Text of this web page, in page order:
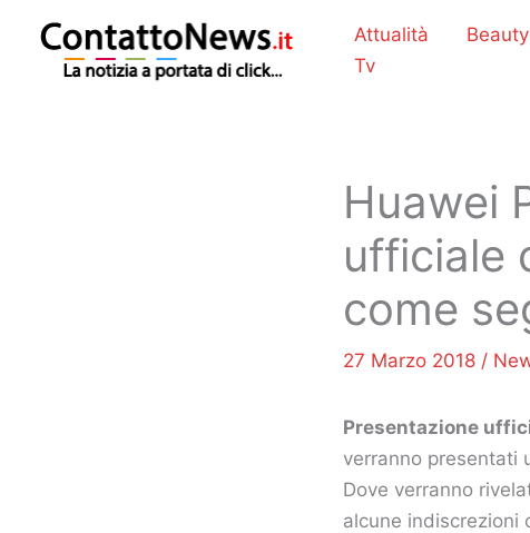
contenuto
Attualità Beauty
Tv
Huawei
ufficiale
come
27 Marzo 2018 /
Presentazione
verranno presentati
Dove verranno
alcune indiscrezioni